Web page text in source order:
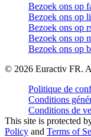
Bezoek ons op
Bezoek ons op
Bezoek ons op
Bezoek ons op
Bezoek ons op
© 2026 Euractiv FR.
Politique de
Conditions
Conditions de
This site is protected
Policy and Terms of